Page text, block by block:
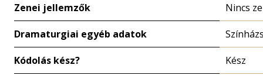
Zenei jellemzők Nincs
Dramaturgiai egyéb adatok
Kódolás kész? Kész